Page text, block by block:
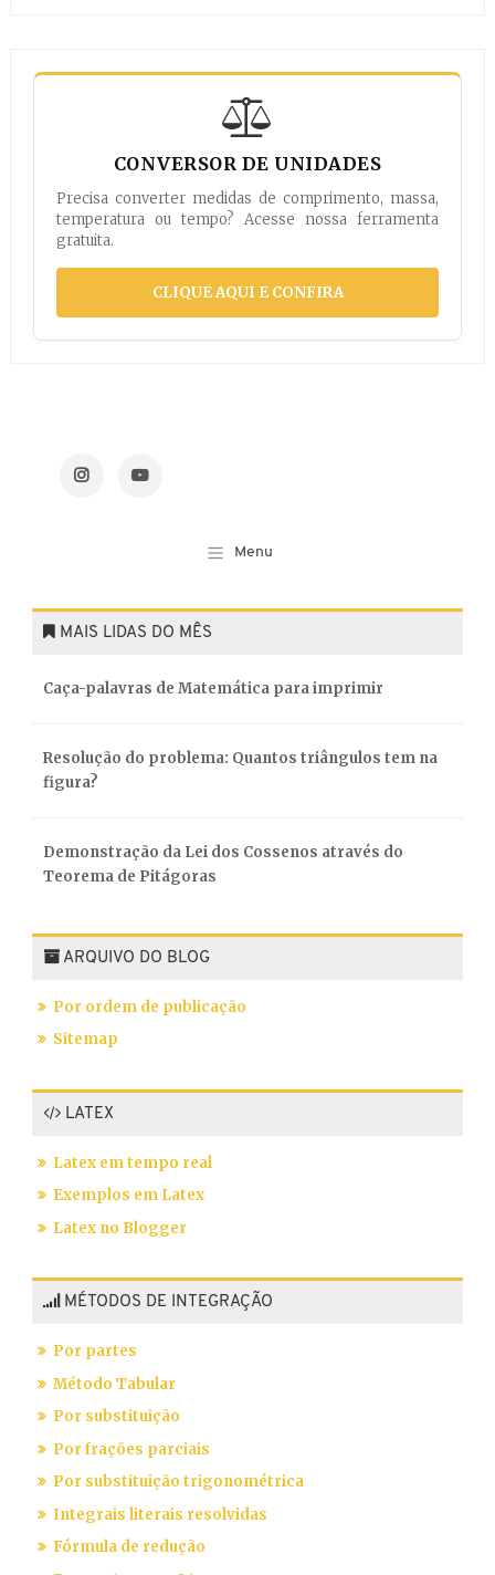
CONVERSOR DE UNIDADES
Precisa converter medidas de comprimento, massa,
temperatura ou tempo? Acesse nossa ferramenta
gratuita.
CLIQUE AQUI E CONFIRA
MAIS LIDAS DO MÊS
Caça-palavras de Matemática para imprimir
Resolução do problema: Quantos triângulos tem na
figura?
Demonstração da Lei dos Cossenos através do
Teorema de Pitágoras
ARQUIVO DO BLOG
Por ordem de publicação
Sitemap
LATEX
Latex em tempo real
Exemplos em Latex
Latex no Blogger
MÉTODOS DE INTEGRAÇÃO
Por partes
Método Tabular
Por substituição
Por frações parciais
Por substituição trigonométrica
Integrais literais resolvidas
Fórmula de redução